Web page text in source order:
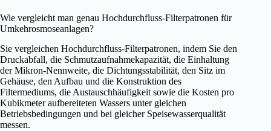
Wie vergleicht man genau Hochdurchfluss-Filterpatronen für
Umkehrosmoseanlagen?
Sie vergleichen Hochdurchfluss-Filterpatronen, indem Sie den
Druckabfall, die Schmutzaufnahmekapazität, die Einhaltung
der Mikron-Nennweite, die Dichtungsstabilität, den Sitz im
Gehäuse, den Aufbau und die Konstruktion des
Filtermediums, die Austauschhäufigkeit sowie die Kosten pro
Kubikmeter aufbereiteten Wassers unter gleichen
Betriebsbedingungen und bei gleicher Speisewasserqualität
messen.